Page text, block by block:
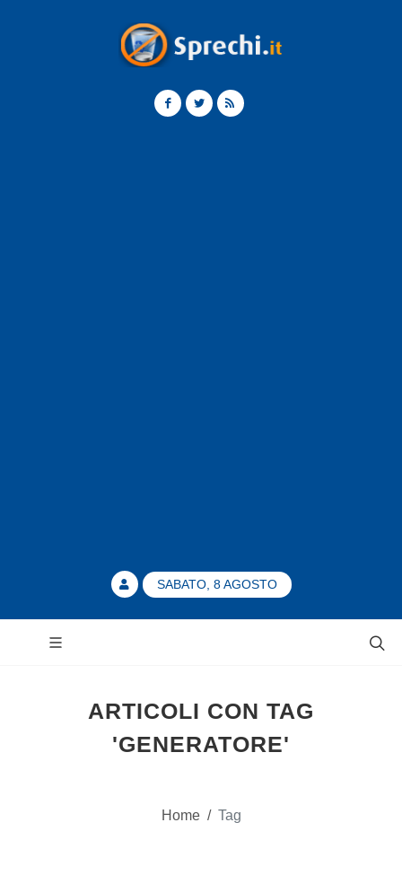
SABATO, 8 AGOSTO
ARTICOLI CON TAG
'GENERATORE'
Home / Tag